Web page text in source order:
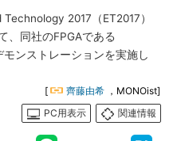
2017（ET2017）
、同社のFPGAである
モンストレーションを実施し
[ 齊藤由希 ，MONOist]
PC用表示
関連情報